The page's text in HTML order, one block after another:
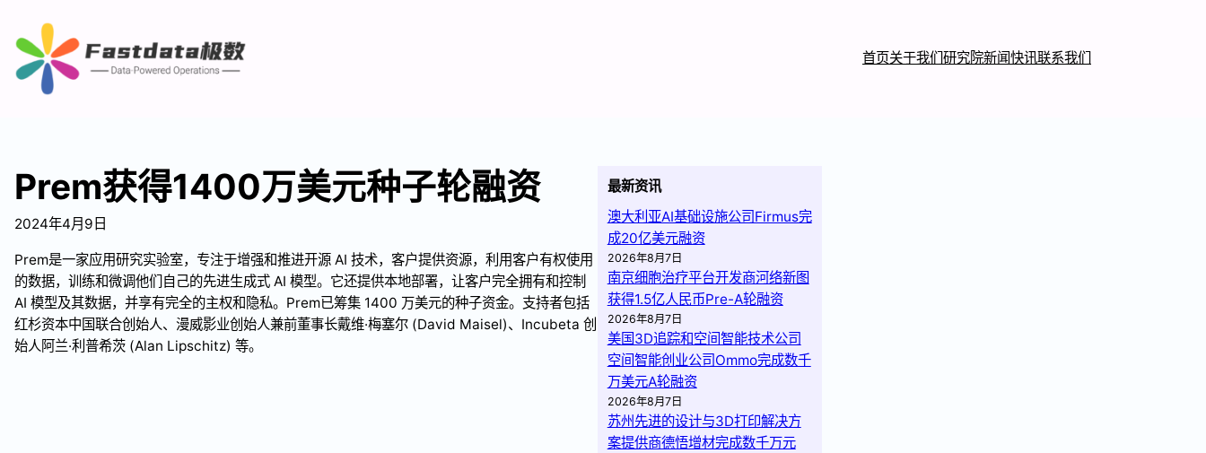
首页关于我们 研究院新闻快讯联系我们
Prem获得1400万美元种子轮融资
2024年4月9日
Prem是一家应用研究实验室，专注于增强和推进开源 AI 技术，客户提供资源，利用客户有权使用
的数据，训练和微调他们自己的先进生成式 AI 模型。它还提供本地部署，让客户完全拥有和控制
AI 模型及其数据，并享有完全的主权和隐私。Prem已筹集 1400 万美元的种子资金。支持者包括
红杉资本中国联合创始人、漫威影业创始人兼前董事长戴维·梅塞尔 (David Maisel)、Incubeta 创
始人阿兰·利普希茨 (Alan Lipschitz) 等。
最新资讯
澳大利亚AI基础设施公司Firmus完
成20亿美元融资
2026年8月7日
南京细胞治疗平台开发商河络新图
获得1.5亿人民币Pre-A轮融资
2026年8月7日
美国3D追踪和空间智能技术公司
空间智能创业公司Ommo完成数千
万美元A轮融资
2026年8月7日
苏州先进的设计与3D打印解决方
案提供商德悟增材完成数千万元